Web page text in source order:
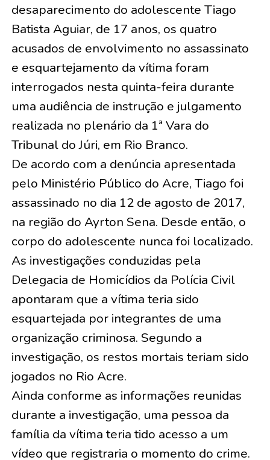
desaparecimento do adolescente Tiago
Batista Aguiar, de 17 anos, os quatro
acusados de envolvimento no assassinato
e esquartejamento da vítima foram
interrogados nesta quinta-feira durante
uma audiência de instrução e julgamento
realizada no plenário da 1ª Vara do
Tribunal do Júri, em Rio Branco.
De acordo com a denúncia apresentada
pelo Ministério Público do Acre, Tiago foi
assassinado no dia 12 de agosto de 2017,
na região do Ayrton Sena. Desde então, o
corpo do adolescente nunca foi localizado.
As investigações conduzidas pela
Delegacia de Homicídios da Polícia Civil
apontaram que a vítima teria sido
esquartejada por integrantes de uma
organização criminosa. Segundo a
investigação, os restos mortais teriam sido
jogados no Rio Acre.
Ainda conforme as informações reunidas
durante a investigação, uma pessoa da
família da vítima teria tido acesso a um
vídeo que registraria o momento do crime.